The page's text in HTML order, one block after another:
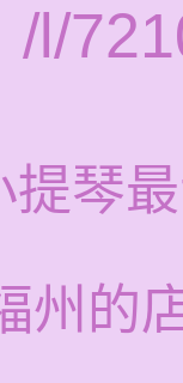
/l/
琴
州的